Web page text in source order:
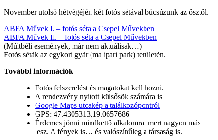
November utolsó hétvégéjén két fotós sétával búcsúzunk az ősztől.
ABFA Művek I. – fotós séta a Csepel Művekben
ABFA Művek II. – fotós séta a Csepel Művekben
(Múltbéli események, már nem aktuálisak…)
Fotós séták az egykori gyár (ma ipari park) területén.
További információk
Fotós felszerelést és magatokat kell hozni.
A rendezvény nyitott külsősök számára is.
Google Maps utcakép a találkozópontról
GPS: 47.4305313,19.0657686
Érdemes jönni mindkettő alkalomra, mert nagyon más
lesz. A fények is… és valószínűleg a társaság is.